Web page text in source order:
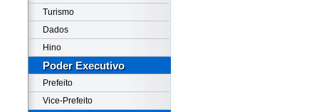
Turismo
Dados
Hino
Poder Executivo
Prefeito
Vice-Prefeito